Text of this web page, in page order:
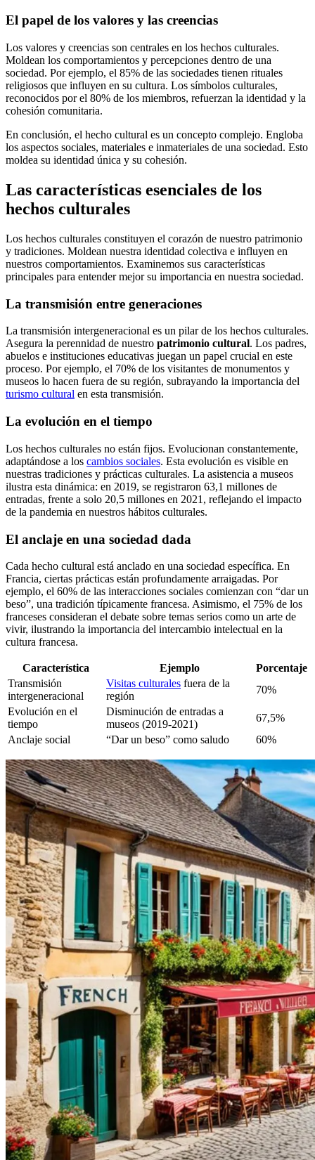
El papel de los valores y las creencias
Los valores y creencias son centrales en los hechos culturales.
Moldean los comportamientos y percepciones dentro de una
sociedad. Por ejemplo, el 85% de las sociedades tienen rituales
religiosos que influyen en su cultura. Los símbolos culturales,
reconocidos por el 80% de los miembros, refuerzan la identidad y la
cohesión comunitaria.
En conclusión, el hecho cultural es un concepto complejo. Engloba
los aspectos sociales, materiales e inmateriales de una sociedad. Esto
moldea su identidad única y su cohesión.
Las características esenciales de los
hechos culturales
Los hechos culturales constituyen el corazón de nuestro patrimonio
y tradiciones. Moldean nuestra identidad colectiva e influyen en
nuestros comportamientos. Examinemos sus características
principales para entender mejor su importancia en nuestra sociedad.
La transmisión entre generaciones
La transmisión intergeneracional es un pilar de los hechos culturales.
Asegura la perennidad de nuestro patrimonio cultural. Los padres,
abuelos e instituciones educativas juegan un papel crucial en este
proceso. Por ejemplo, el 70% de los visitantes de monumentos y
museos lo hacen fuera de su región, subrayando la importancia del
turismo cultural en esta transmisión.
La evolución en el tiempo
Los hechos culturales no están fijos. Evolucionan constantemente,
adaptándose a los cambios sociales. Esta evolución es visible en
nuestras tradiciones y prácticas culturales. La asistencia a museos
ilustra esta dinámica: en 2019, se registraron 63,1 millones de
entradas, frente a solo 20,5 millones en 2021, reflejando el impacto
de la pandemia en nuestros hábitos culturales.
El anclaje en una sociedad dada
Cada hecho cultural está anclado en una sociedad específica. En
Francia, ciertas prácticas están profundamente arraigadas. Por
ejemplo, el 60% de las interacciones sociales comienzan con “dar un
beso”, una tradición típicamente francesa. Asimismo, el 75% de los
franceses consideran el debate sobre temas serios como un arte de
vivir, ilustrando la importancia del intercambio intelectual en la
cultura francesa.
Característica Ejemplo
Porcentaje
Transmisión
intergeneracional
Visitas culturales fuera de la
región
70%
Evolución en el
tiempo
Disminución de entradas a
museos (2019-2021)
67,5%
Anclaje social
“Dar un beso” como saludo 60%